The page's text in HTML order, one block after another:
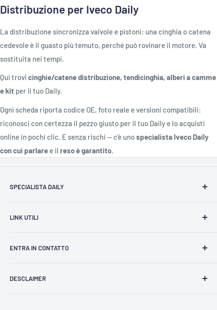
Distribuzione per Iveco Daily
La distribuzione sincronizza valvole e pistoni: una cinghia o catena
cedevole è il guasto più temuto, perché può rovinare il motore. Va
sostituita nei tempi.
Qui trovi cinghie/catene distribuzione, tendicinghia, alberi a camme
e kit per il tuo Daily.
Ogni scheda riporta codice OE, foto reale e versioni compatibili:
riconosci con certezza il pezzo giusto per il tuo Daily e lo acquisti
online in pochi clic. E senza rischi — c'è unospecialista Iveco Daily
con cui parlare e il reso è garantito.
SPECIALISTA DAILY
Catalogo Ricambi Daily
Cookie Police
Termini e Condizioni
LINK UTILI
Blog
ENTRA IN CONTATTO
DESCLAIMER